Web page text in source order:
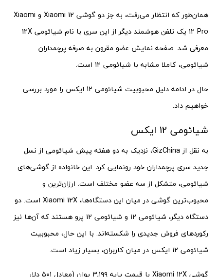
همان‌طور که انتظار می‌رفت، به جز دو گوشی Xiaomi 12 و Xiaomi
12 Pro یک تلفن هوشمند دیگر از این سری با نام شیائومی 12X
معرفی شد. صفحه نمایش عضو مقرون به صرفه پرچمداران
شیائومی، کاملا مشابه با شیائومی ۱۲ است.
حال در ادامه دلیل محبوبیت شیائومی 12 ایکس را مورد بررسی
خواهیم داد.
شیائومی 12 ایکس
به نقل از GizChina، نزدیک به دو هفته پیش شیائومی از نسل
جدید سری پرچمداران خود رونمایی کرد. این خانواده از گوشی‌های
شیائومی، متشکل از سه عضو مختلف است. ارزان‌ترین و
محبوب‌ترین گوشی در میان این دستگاه‌ها، Xiaomi 12X است. دو
دستگاه دیگر، شیائومی ۱۲ و شیائومی ۱۲ پرو هستند که آن‌ها نیز
رکوردهای فروش جدیدی را شکسته‌اند. با این حال، محبوبیت
شیائومی ۱۲ ایکس در میان کاربران، بسیار زیاد است.
گوشی Xiaomi 12X با قیمت پایه ۳,۱۹۹ یوان (معادل ۵۰۱ دلار